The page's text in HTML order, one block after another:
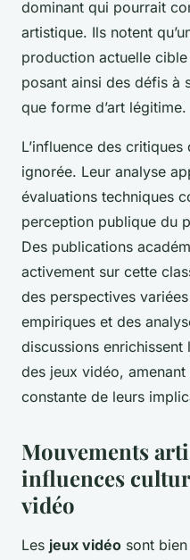
dominant qui pourrait
artistique. Ils notent
production actuelle
posant ainsi des défis à
que forme d’art légitime.
L’influence des
ignorée. Leur analyse
évaluations techniques
perception publique du
Des publications
activement sur cette
des perspectives
empiriques et des
discussions
des jeux vidéo,
constante de leurs
Mouvements
influences
vidéo
Les jeux vidéo sont